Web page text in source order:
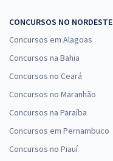
CONCURSOS NO NORDESTE
Concursos em Alagoas
Concursos na Bahia
Concursos no Ceará
Concursos no Maranhão
Concursos na Paraíba
Concursos em Pernambuco
Concursos no Piauí